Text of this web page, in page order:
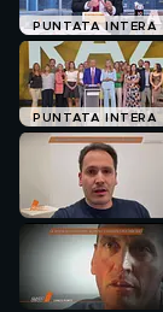
PUNTATA INTERA
PUNTATA INTERA